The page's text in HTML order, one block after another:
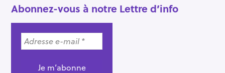
Abonnez-vous à notre Lettre d’info